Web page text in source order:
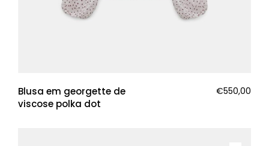
Blusa em georgette de
viscose polka dot
€550,00